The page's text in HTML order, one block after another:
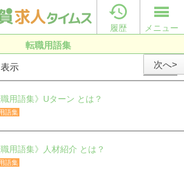

履歴 メニュー
転職用語集
示 次へ>
職用語集》Uターン とは？
語集
職用語集》人材紹介 とは？
語集